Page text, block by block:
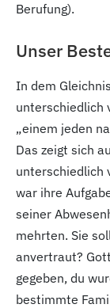
Berufung).
Unser
In dem
unterschiedlich
„einem jeden
Das zeigt sich
unterschiedlich
war ihre
seiner
mehrten. Sie
anvertraut?
gegeben, du
bestimmte